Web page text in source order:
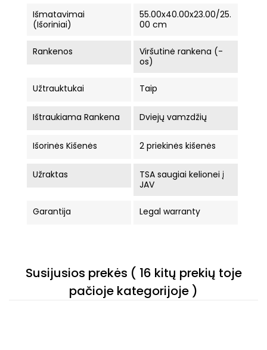
Išmatavimai
(Išoriniai)
55.00x40.00x23.00/25.
00 cm
Rankenos
Viršutinė rankena (-
os)
Užtrauktukai Taip
Ištraukiama Rankena Dviejų vamzdžių
Išorinės Kišenės 2 priekinės kišenės
Užraktas
TSA saugiai kelionei į
JAV
Garantija Legal warranty
Susijusios prekės ( 16 kitų prekių toje
pačioje kategorijoje )